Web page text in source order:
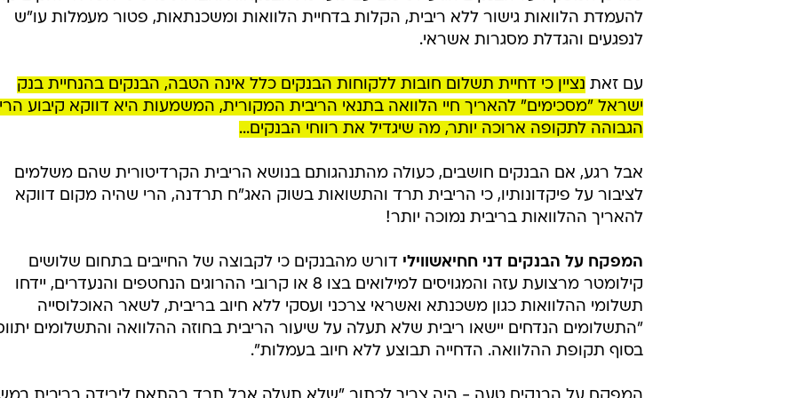
להעמדת הלוואות גישור ללא ריבית, הקלות בדחיית הלוואות ומשכנתאות, פטור מעמלות עו"ש
לנפגעים והגדלת מסגרות אשראי.
עם זאת נציין כי דחיית תשלום חובות ללקוחות הבנקים כלל אינה הטבה, הבנקים בהנחיית בנק
ישראל "מסכימים" להאריך חיי הלוואה בתנאי הריבית המקורית, המשמעות היא דווקא קיבוע
הגבוהה לתקופה ארוכה יותר, מה שיגדיל את רווחי הבנקים...
אבל רגע, אם הבנקים חושבים, כעולה מהתנהגותם בנושא הריבית הקרדיטורית שהם משלמים
לציבור על פיקדונותיו, כי הריבית תרד והתשואות בשוק האג"ח תרדנה, הרי שהיה מקום דווקא
להאריך ההלוואות בריבית נמוכה יותר!
המפקח על הבנקים דני חחיאשווילי דורש מהבנקים כי לקבוצה של החייבים בתחום שלושים
קילומטר מרצועת עזה והמגויסים למילואים בצו 8 או קרובי ההרוגים הנחטפים והנעדרים, יידחו
תשלומי ההלוואות כגון משכנתא ואשראי צרכני ועסקי ללא חיוב בריבית, לשאר האוכלוסייה
"התשלומים הנדחים יישאו ריבית שלא תעלה על שיעור הריבית בחוזה ההלוואה והתשלומים
בסוף תקופת ההלוואה. הדחייה תבוצע ללא חיוב בעמלות".